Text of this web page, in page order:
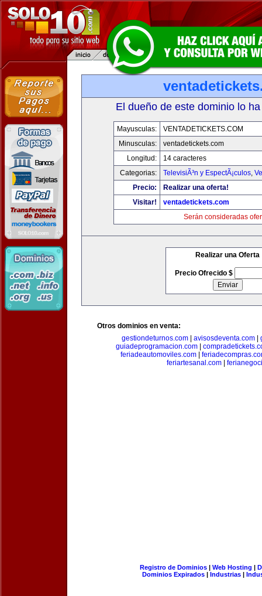
El dueño de este dominio lo
Mayusculas:
VENTADETICKETS.COM
Minusculas:
ventadetickets.com
Longitud:
14 caracteres
Categorias:
TelevisiÃ³n y EspectÃ¡culos,
Precio:
Realizar una oferta!
Visitar!
ventadetickets.com
Serán consideradas
Realizar una Oferta
Precio Ofrecido $
Otros dominios en venta:
gestiondeturnos.com| avisosdeventa.com|
guiadeprogramacion.com|
feriadeautomoviles.com
feriartesanal.com|
Registro de Dominios| Web Hosting |
Dominios Expirados | Industrias |